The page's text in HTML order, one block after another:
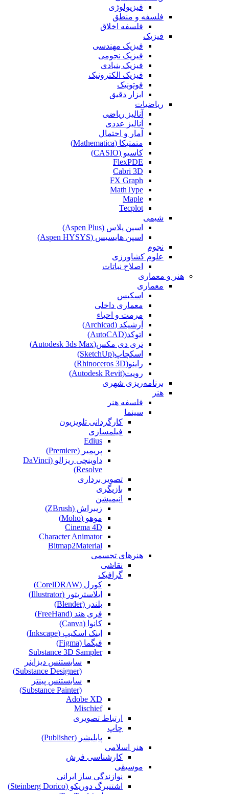
فیزیولوژی
فلسفه و منطق
فلسفه اخلاق
فیزیک
فیزیک مهندسی
فیزیک نجومی
فیزیک بنیادی
فیزیک الکترونیک
فوتونیک
ابزار دقیق
ریاضیات
آنالیز ریاضی
آنالیز عددی
آمار و احتمال
متمتیکا (Mathematica)
کاسیو (CASIO)
FlexPDE
Cabri 3D
FX Graph
MathType
Maple
Tecplot
شیمی
اسپن پلاس (Aspen Plus)
اسپن هایسیس (Aspen HYSYS)
نجوم
علوم کشاورزی
اصلاح نباتات
هنر و معماری
معماری
اسکیس
معماری داخلی
مرمت و احیاء
آرشیکد (Archicad)
اتوکد(AutoCAD)
تری دی مکس(Autodesk 3ds Max)
اسکچاپ(SketchUp)
راینو(Rhinoceros 3D)
رویت(Autodesk Revit)
برنامه‌ریزی شهری
هنر
فلسفه هنر
سینما
کارگردانی تلویزیون
فیلمسازی
Edius
پریمیر (Premiere)
داوینچی ریزالو (DaVinci
Resolve)
تصویر برداری
بازیگری
انیمیشن
زیبراش (ZBrush)
موهو (Moho)
Cinema 4D
Character Animator
Bitmap2Material
هنرهای تجسمی
نقاشی‌
گرافیک
کورل (CorelDRAW)
ایلاستریتور (Illustrator)
بلندر (Blender)
فری هند (FreeHand)
کانوا (Canva)
اینک اسکیپ (Inkscape)
فیگما (Figma‎)
Substance 3D Sampler
سابستنس دیزاینر
(Substance Designer)
سابستنس پینتر
(Substance Painter)
Adobe XD
Mischief
ارتباط تصویری
چاپ
پابلیشر (Publisher)
هنر اسلامی
کارشناسی فرش
موسیقی
نوازندگی ساز ایرانی
اشتنبرگ دوریکو (Steinberg Dorico)